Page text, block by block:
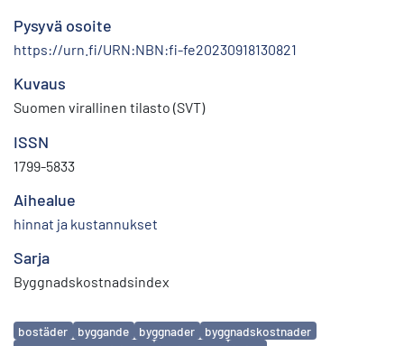
Pysyvä osoite
https://urn.fi/URN:NBN:fi-fe20230918130821
Kuvaus
Suomen virallinen tilasto (SVT)
ISSN
1799-5833
Aihealue
hinnat ja kustannukset
Sarja
Byggnadskostnadsindex
Avainsanat
bostäder byggande byggnader
byggnadskostnader